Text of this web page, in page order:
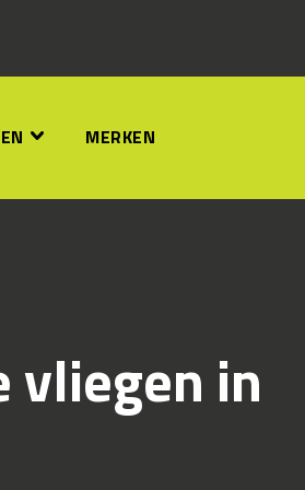
MERKEN
vliegen in